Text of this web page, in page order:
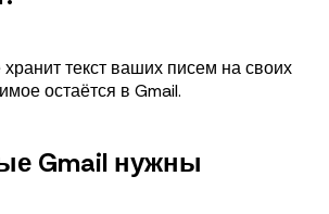
текст ваших писем на своих
остаётся в Gmail.
Gmail нужны